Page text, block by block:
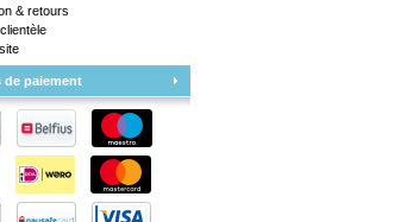
& retours
de paiement